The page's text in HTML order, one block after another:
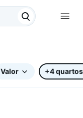
Valor +4 quartos